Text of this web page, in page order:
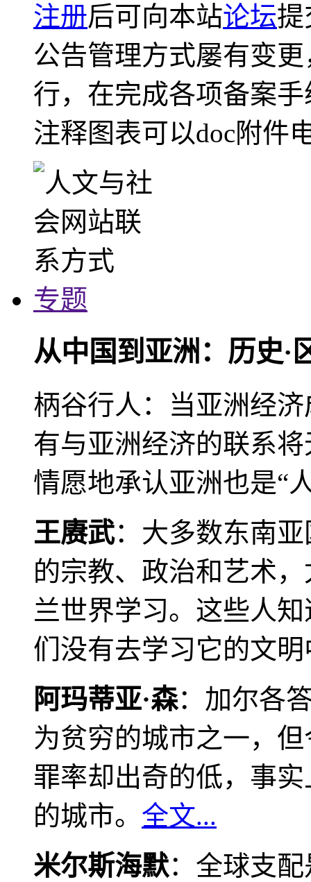
注册后可向本站论坛提
公告管理方式屡有变
行，在完成各项备案
注释图表可以doc附件
专题
从中国到亚洲：历史·
柄谷行人：当亚洲经
有与亚洲经济的联系
情愿地承认亚洲也是“
王赓武：大多数东南
的宗教、政治和艺术
兰世界学习。这些人
们没有去学习它的文
阿玛蒂亚·森：加尔各
为贫穷的城市之一，
罪率却出奇的低，事
的城市。 全文...
米尔斯海默：全球支